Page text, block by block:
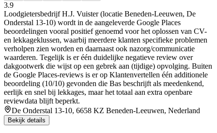
3.9
Loodgietersbedrijf H.J. Vuister (locatie Beneden-Leeuwen, De
Onderstal 13-10) wordt in de aangeleverde Google Places
beoordelingen vooral positief genoemd voor het oplossen van CV-
en lekkageklussen, waarbij meerdere klanten specifieke problemen
verholpen zien worden en daarnaast ook nazorg/communicatie
waarderen. Tegelijk is er één duidelijke negatieve review over
dakgootwerk die wijst op een gebrek aan (tijdige) opvolging. Buiten
de Google Places-reviews is er op Klantenvertellen één additionele
beoordeling (10/10) gevonden die Bas beschrijft als meedenkend,
eerlijk en snel bij lekkages, maar het totaal aan extra openbare
reviewdata blijft beperkt.
De Onderstal 13-10, 6658 KZ Beneden-Leeuwen, Nederland
Bekijk details